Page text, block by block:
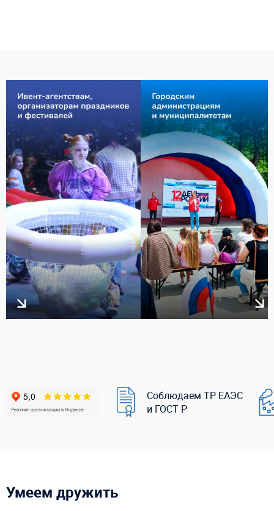
Соблюдаем ТР ЕАЭС
и ГОСТ Р
Умеем дружить